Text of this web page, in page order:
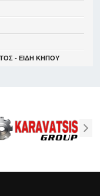
- ΕΙΔΗ ΚΗΠΟΥ